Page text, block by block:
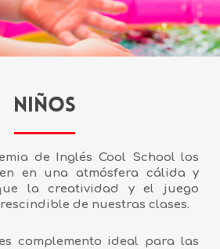
NIÑOS
de Inglés Cool School los
en una atmósfera cálida y
la creatividad y el juego
de nuestras clases.
complemento ideal para las